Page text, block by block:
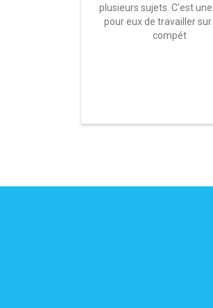
plusieurs sujets. C'est
pour eux de travailler sur
compét